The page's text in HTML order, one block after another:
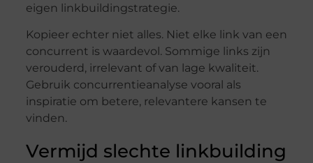
eigen linkbuildingstrategie.
Kopieer echter niet alles. Niet elke link van een
concurrent is waardevol. Sommige links zijn
verouderd, irrelevant of van lage kwaliteit.
Gebruik concurrentieanalyse vooral als
inspiratie om betere, relevantere kansen te
vinden.
Vermijd slechte linkbuilding